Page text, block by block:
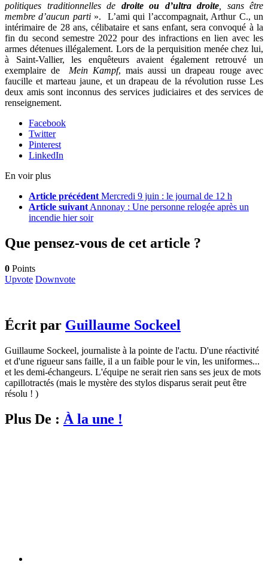
politiques traditionnelles de droite ou d’ultra droite , sans être
membre d’aucun parti ». L’ami qui l’accompagnait, Arthur C., un
intérimaire de 28 ans, célibataire et sans enfant, sera convoqué à la
fin du second semestre 2022 pour des infractions en lien avec les
armes détenues illégalement. Lors de la perquisition menée chez lui,
à Saint-Vallier, les enquêteurs avaient également retrouvé un
exemplaire de Mein Kampf, mais aussi un drapeau rouge avec
faucille et marteau jaune, et un drapeau de la révolution russe Les
deux amis sont inconnus des services judiciaires et des services de
renseignement.
Facebook
Twitter
Pinterest
LinkedIn
En voir plus
Article précédent Mercredi 9 juin : le journal de 12 h
Article suivant Annonay : Une personne relogée après un
incendie hier soir
Que pensez-vous de cet article ?
0 Points
Upvote Downvote
Écrit par Guillaume Sockeel
Guillaume Sockeel, journaliste à la pointe de l'actu. D'une réactivité
et d'une rigueur sans faille, il a un faible pour le vin, les uniformes...
et les demi-échangeurs. L'équipe ne serait rien sans ses jeux de mots
capillotractés (mais le mystère des stylos disparus serait peut être
résolu ! )
Plus De : À la une !